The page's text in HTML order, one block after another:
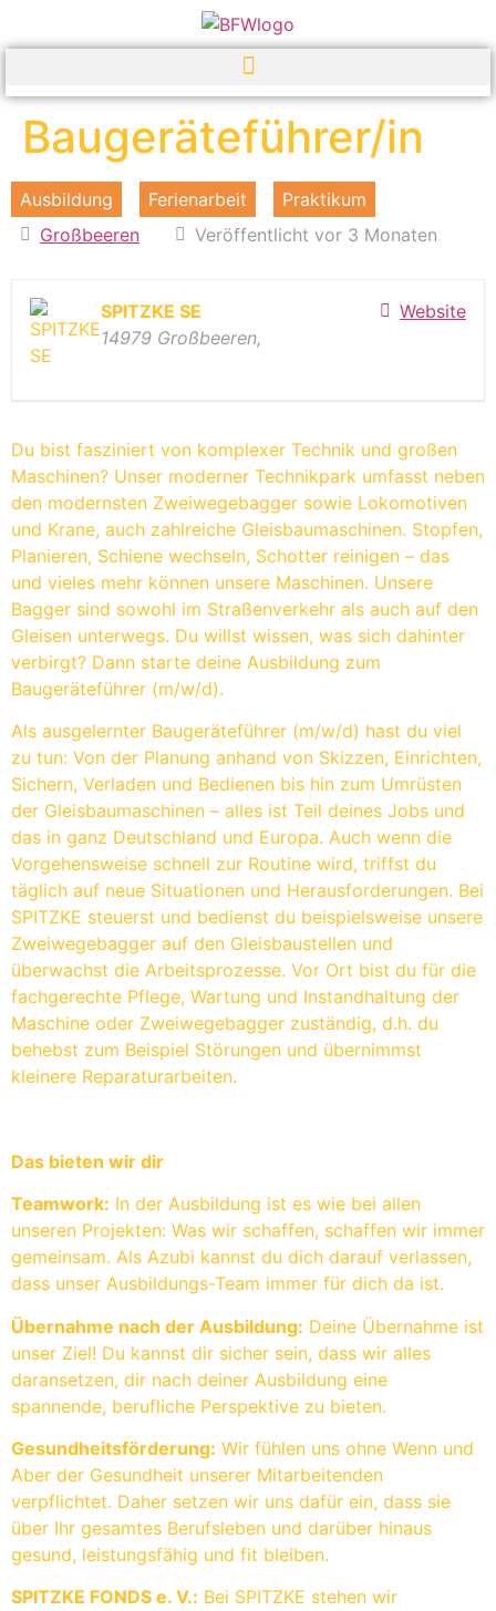
Baugeräteführer/in
Ausbildung Ferienarbeit
Praktikum
Großbeeren
Veröffentlicht vor 3 Monaten
Website
SPITZKE SE
14979 Großbeeren,
Du bist fasziniert von komplexer Technik und großen
Maschinen? Unser moderner Technikpark umfasst neben
den modernsten Zweiwegebagger sowie Lokomotiven
und Krane, auch zahlreiche Gleisbaumaschinen. Stopfen,
Planieren, Schiene wechseln, Schotter reinigen – das
und vieles mehr können unsere Maschinen. Unsere
Bagger sind sowohl im Straßenverkehr als auch auf den
Gleisen unterwegs. Du willst wissen, was sich dahinter
verbirgt? Dann starte deine Ausbildung zum
Baugeräteführer (m/​w/​d).
Als ausgelernter Baugeräteführer (m/​w/​d) hast du viel
zu tun: Von der Planung anhand von Skizzen, Einrichten,
Sichern, Verladen und Bedienen bis hin zum Umrüsten
der Gleisbaumaschinen – alles ist Teil deines Jobs und
das in ganz Deutschland und Europa. Auch wenn die
Vorgehensweise schnell zur Routine wird, triffst du
täglich auf neue Situationen und Herausforderungen. Bei
SPITZKE steuerst und bedienst du beispielsweise unsere
Zweiwegebagger auf den Gleisbaustellen und
überwachst die Arbeitsprozesse. Vor Ort bist du für die
fachgerechte Pflege, Wartung und Instandhaltung der
Maschine oder Zweiwegebagger zuständig, d.h. du
behebst zum Beispiel Störungen und übernimmst
kleinere Reparaturarbeiten.
Das bieten wir dir
Teamwork: In der Ausbildung ist es wie bei allen
unseren Projekten: Was wir schaffen, schaffen wir immer
gemeinsam. Als Azubi kannst du dich darauf verlassen,
dass unser Ausbildungs-Team immer für dich da ist.
Übernahme nach der Ausbildung: Deine Übernahme ist
unser Ziel! Du kannst dir sicher sein, dass wir alles
daransetzen, dir nach deiner Ausbildung eine
spannende, berufliche Perspektive zu bieten.
Gesundheitsförderung: Wir fühlen uns ohne Wenn und
Aber der Gesundheit unserer Mitarbeitenden
verpflichtet. Daher setzen wir uns dafür ein, dass sie
über Ihr gesamtes Berufsleben und darüber hinaus
gesund, leistungsfähig und fit bleiben.
SPITZKE FONDS e. V.: Bei SPITZKE stehen wir